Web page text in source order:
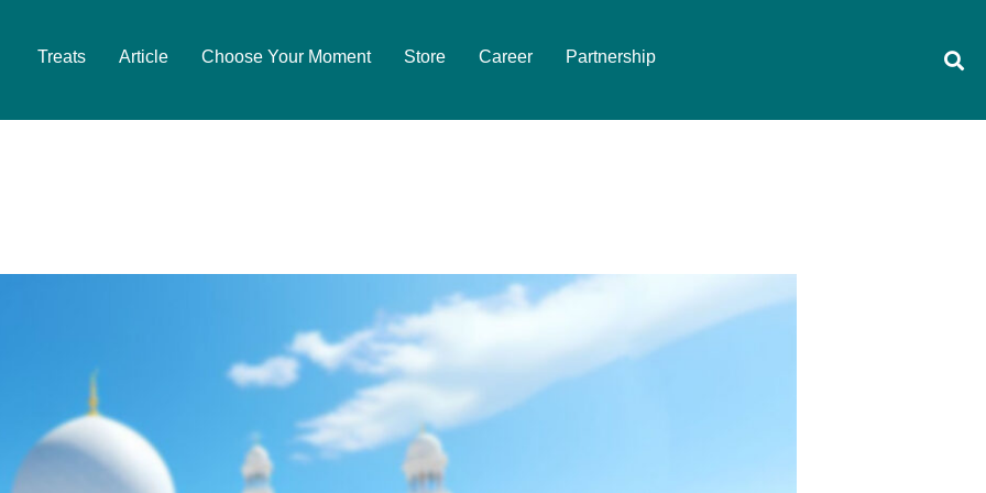
Treats Article Choose Your Moment Store Career Partnership